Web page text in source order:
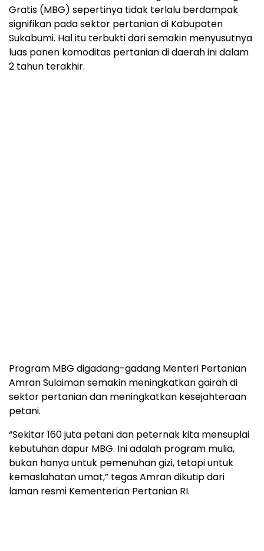
Gratis (MBG) sepertinya tidak terlalu berdampak
signifikan pada sektor pertanian di Kabupaten
Sukabumi. Hal itu terbukti dari semakin menyusutnya
luas panen komoditas pertanian di daerah ini dalam
2 tahun terakhir.
Program MBG digadang-gadang Menteri Pertanian
Amran Sulaiman semakin meningkatkan gairah di
sektor pertanian dan meningkatkan kesejahteraan
petani.
“Sekitar 160 juta petani dan peternak kita mensuplai
kebutuhan dapur MBG. Ini adalah program mulia,
bukan hanya untuk pemenuhan gizi, tetapi untuk
kemaslahatan umat,” tegas Amran dikutip dari
laman resmi Kementerian Pertanian RI.